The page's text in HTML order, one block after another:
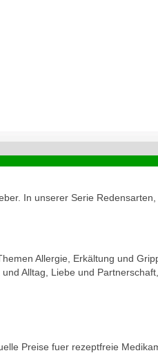
In unserer Serie
Allergie, Erkältung und
Alltag, Liebe und
Preise fuer rezeptfreie